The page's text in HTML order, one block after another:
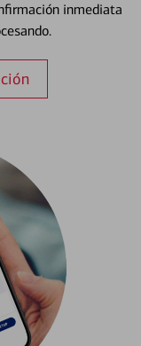
inmediata